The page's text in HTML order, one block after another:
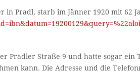
in Pradl, starb im Jänner 1920 mit 62
Pradler Straße 9 und hatte sogar
kann. Die Adresse und die